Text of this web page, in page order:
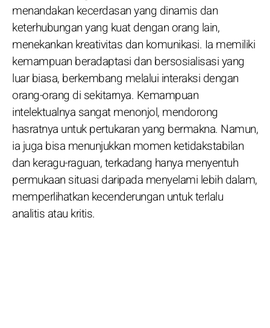
menandakan kecerdasan yang dinamis dan
keterhubungan yang kuat dengan orang lain,
menekankan kreativitas dan komunikasi. Ia memiliki
kemampuan beradaptasi dan bersosialisasi yang
luar biasa, berkembang melalui interaksi dengan
orang-orang di sekitarnya. Kemampuan
intelektualnya sangat menonjol, mendorong
hasratnya untuk pertukaran yang bermakna. Namun,
ia juga bisa menunjukkan momen ketidakstabilan
dan keragu-raguan, terkadang hanya menyentuh
permukaan situasi daripada menyelami lebih dalam,
memperlihatkan kecenderungan untuk terlalu
analitis atau kritis.